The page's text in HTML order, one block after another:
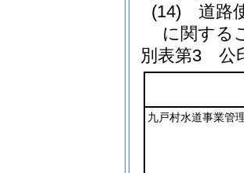
(14) 道路
に関する
別表第3 公
九戸村水道事業管